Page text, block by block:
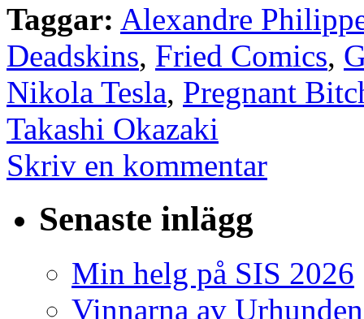
Taggar: Alexandre
Deadskins, Fried Comics,
Nikola Tesla, Pregnant
Takashi Okazaki
Skriv en kommentar
Senaste inlägg
Min helg på SIS 2026
Vinnarna av